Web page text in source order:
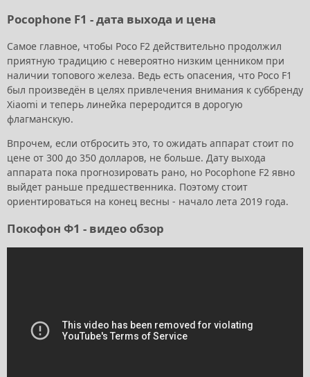
Pocophone F1 - дата выхода и цена
Самое главное, чтобы Poco F2 действительно продолжил
приятную традицию с невероятно низким ценником при
наличии топового железа. Ведь есть опасения, что Poco F1
был произведён в целях привлечения внимания к суббренду
Xiaomi и теперь линейка переродится в дорогую
флагманскую.
Впрочем, если отбросить это, то ожидать аппарат стоит по
цене от 300 до 350 долларов, не больше. Дату выхода
аппарата пока прогнозировать рано, но Pocophone F2 явно
выйдет раньше предшественника. Поэтому стоит
ориентироваться на конец весны - начало лета 2019 года.
Покофон Ф1 - видео обзор